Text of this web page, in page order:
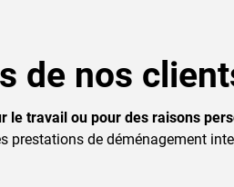
de nos
le travail ou pour des raisons
prestations de déménagement